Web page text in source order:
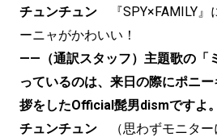
チュンチュン 『SPY×FAMILY』
ーニャがかわいい！
——（通訳スタッフ）主題歌の「
っているのは、来日の際にポニ
拶をしたOfficial髭男dismですよ。
チュンチュン （思わずモニター